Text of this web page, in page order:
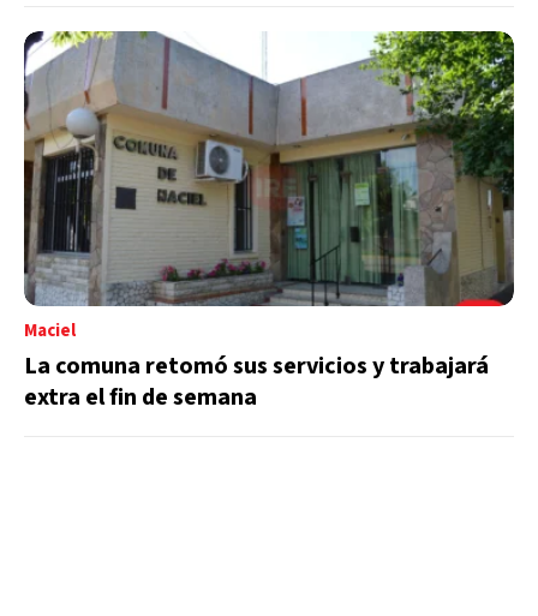
Maciel
La comuna retomó sus servicios y trabajará
extra el fin de semana